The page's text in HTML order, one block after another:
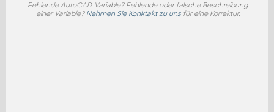
Fehlende AutoCAD-Variable? Fehlende oder falsche Beschreibung
einer Variable? Nehmen Sie Konktakt zu unsfür eine Korrektur.